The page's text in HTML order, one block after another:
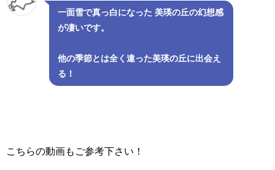
一面雪で真っ白になった 美瑛の丘の幻想感
が凄いです。
他の季節とは全く違った美瑛の丘に出会え
る！
こちらの動画もご参考下さい！